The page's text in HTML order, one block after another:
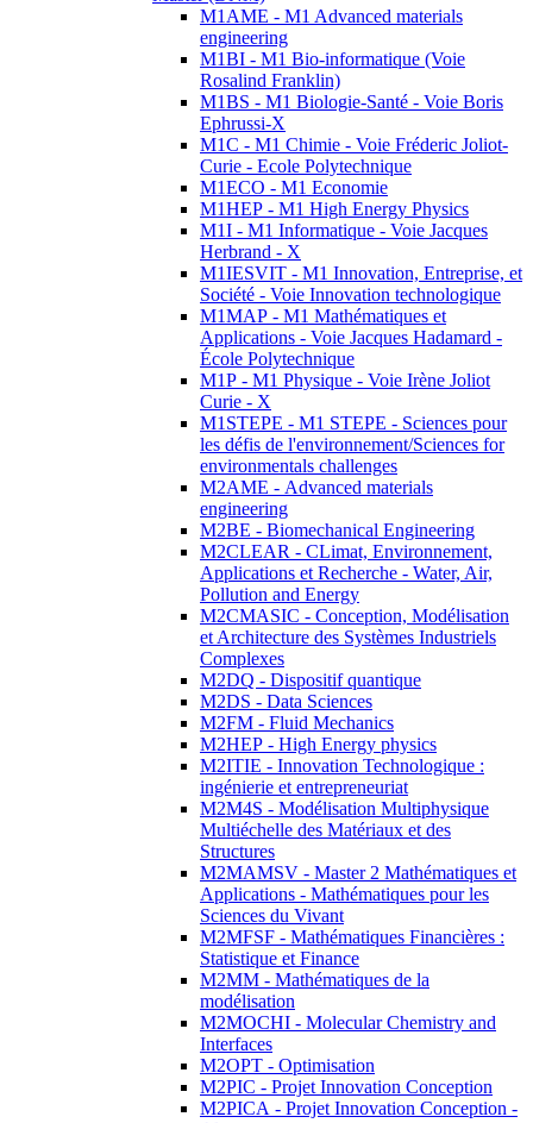
M1AME - M1 Advanced materials
engineering
M1BI - M1 Bio-informatique (Voie
Rosalind Franklin)
M1BS - M1 Biologie-Santé - Voie Boris
Ephrussi-X
M1C - M1 Chimie - Voie Fréderic Joliot-
Curie - Ecole Polytechnique
M1ECO - M1 Economie
M1HEP - M1 High Energy Physics
M1I - M1 Informatique - Voie Jacques
Herbrand - X
M1IESVIT - M1 Innovation, Entreprise, et
Société - Voie Innovation technologique
M1MAP - M1 Mathématiques et
Applications - Voie Jacques Hadamard -
École Polytechnique
M1P - M1 Physique - Voie Irène Joliot
Curie - X
M1STEPE - M1 STEPE - Sciences pour
les défis de l'environnement/Sciences for
environmentals challenges
M2AME - Advanced materials
engineering
M2BE - Biomechanical Engineering
M2CLEAR - CLimat, Environnement,
Applications et Recherche - Water, Air,
Pollution and Energy
M2CMASIC - Conception, Modélisation
et Architecture des Systèmes Industriels
Complexes
M2DQ - Dispositif quantique
M2DS - Data Sciences
M2FM - Fluid Mechanics
M2HEP - High Energy physics
M2ITIE - Innovation Technologique :
ingénierie et entrepreneuriat
M2M4S - Modélisation Multiphysique
Multiéchelle des Matériaux et des
Structures
M2MAMSV - Master 2 Mathématiques et
Applications - Mathématiques pour les
Sciences du Vivant
M2MFSF - Mathématiques Financières :
Statistique et Finance
M2MM - Mathématiques de la
modélisation
M2MOCHI - Molecular Chemistry and
Interfaces
M2OPT - Optimisation
M2PIC - Projet Innovation Conception
M2PICA - Projet Innovation Conception -